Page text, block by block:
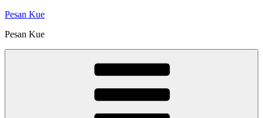
Skip
content
Pesan Kue
Pesan Kue